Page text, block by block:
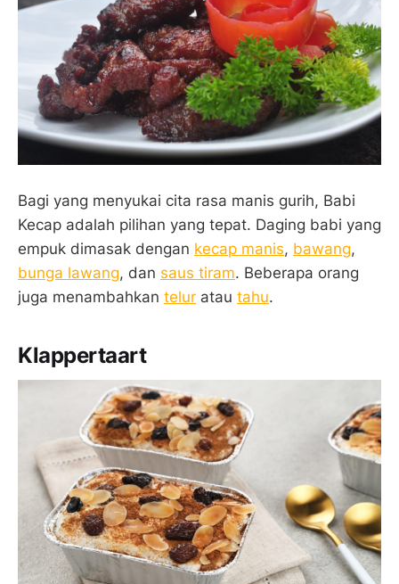
Bagi yang menyukai cita rasa manis gurih, Babi
Kecap adalah pilihan yang tepat. Daging babi yang
empuk dimasak dengan kecap manis, bawang,
bunga lawang, dan saus tiram. Beberapa orang
juga menambahkan telur atau tahu.
Klappertaart